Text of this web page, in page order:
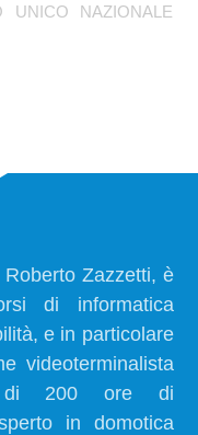
UNICO NAZIONALE
Roberto Zazzetti, è
di informatica
e in particolare
videoterminalista
di 200 ore di
in domotica